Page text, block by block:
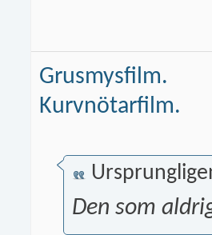
Grusmysfilm.
Kurvnötarfilm.
Den som